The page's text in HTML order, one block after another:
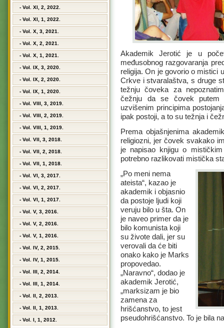
- Vol. XI, 2, 2022.
- Vol. XI, 1, 2022.
- Vol. X, 3, 2021.
- Vol. X, 2, 2021.
- Vol. X, 1, 2021.
- Vol. IX, 3, 2020.
- Vol. IX, 2, 2020.
- Vol. IX, 1, 2020.
- Vol. VIII, 3, 2019.
- Vol. VIII, 2, 2019.
- Vol. VIII, 1, 2019.
- Vol. VII, 3, 2018.
- Vol. VII, 2, 2018.
- Vol. VII, 1, 2018.
- Vol. VI, 3, 2017.
- Vol. VI, 2, 2017.
- Vol. VI, 1, 2017.
- Vol. V, 3, 2016.
- Vol. V, 2, 2016.
- Vol. V, 1, 2016.
- Vol. IV, 2, 2015.
- Vol. IV, 1, 2015.
- Vol. III, 2, 2014.
- Vol. III, 1, 2014.
- Vol. II, 2, 2013.
- Vol. II, 1, 2013.
- Vol. I, 1, 2012.
Akademik Jerotić je u
međusobnog razgovaranja
religija. On je govorio o mistici
Crkve i stvaralaštva, s druge
težnju čoveka za
čežnju da se čovek putem
uzvišenim principima
ipak postoji, a to su težnja i
Prema objašnjenima
religiozni, jer čovek svakako
je napisao knjigu o
potrebno razlikovati mistička
„Po meni nema
ateista“, kazao je
akademik i objasnio
da postoje ljudi koji
veruju bilo u šta. On
je naveo primer da je
bilo komunista koji
su živote dali, jer su
verovali da će biti
onako kako je Marks
propovedao.
„Naravno“, dodao je
akademik Jerotić,
„marksizam je bio
zamena za
hrišćanstvo, to jest
pseudohrišćanstvo. To je bila